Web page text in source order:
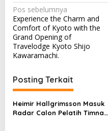
N
a
v
i
a
s
i
Pos sebelumnya
Experience the Charm and
Comfort of Kyoto with the
Grand Opening of
Travelodge Kyoto Shijo
Kawaramachi.
Posting Terkait
Heimir Hallgrimsson Masuk
Radar Calon Pelatih Timnas